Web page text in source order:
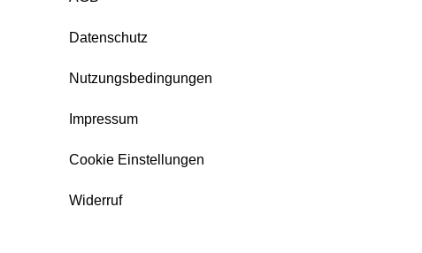
Datenschutz
Nutzungsbedingungen
Impressum
Cookie Einstellungen
Widerruf